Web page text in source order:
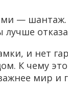
— шантаж.
и нет
К чему
мир